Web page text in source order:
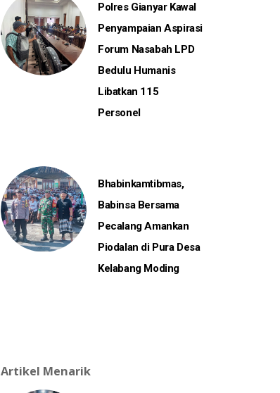
Polres Gianyar Kawal
Penyampaian Aspirasi
Forum Nasabah LPD
Bedulu Humanis
Libatkan 115
Personel
Bhabinkamtibmas,
Babinsa Bersama
Pecalang Amankan
Piodalan di Pura Desa
Kelabang Moding
Artikel Menarik